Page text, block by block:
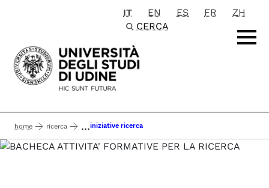
Passa al contenuto principale
IT EN ES FR
ZH
CERCA
home ricerca ...iniziative ricerca